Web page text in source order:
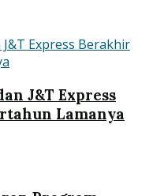
J&T Express
Lamanya